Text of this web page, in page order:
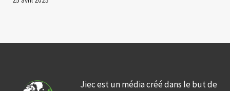
Jiec est un média créé dans le but de